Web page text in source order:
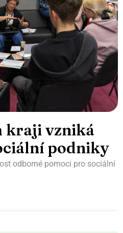
kraji vzniká
podniky
odborné pomoci pro sociální